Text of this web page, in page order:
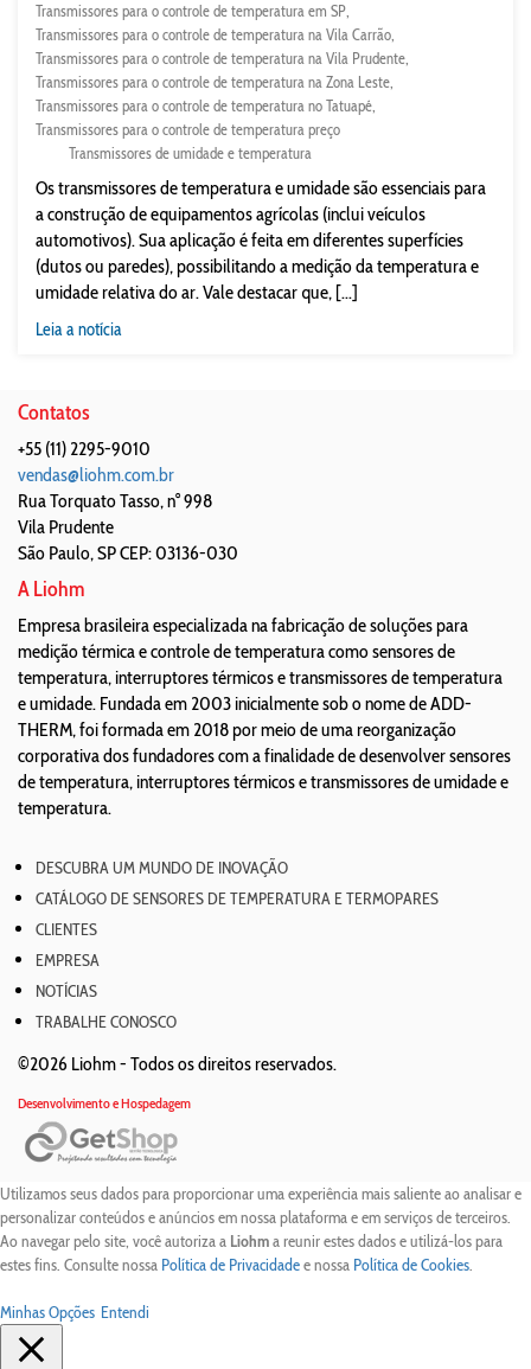
Transmissores para o controle de temperatura em SP
Transmissores para o controle de temperatura na Vila Carrão
Transmissores para o controle de temperatura na Vila Prudente
Transmissores para o controle de temperatura na Zona Leste
Transmissores para o controle de temperatura no Tatuapé
Transmissores para o controle de temperatura preço
Transmissores de umidade e temperatura
Os transmissores de temperatura e umidade são essenciais para
a construção de equipamentos agrícolas (inclui veículos
automotivos). Sua aplicação é feita em diferentes superfícies
(dutos ou paredes), possibilitando a medição da temperatura e
umidade relativa do ar. Vale destacar que, [...]
Leia a notícia
Contatos
+55 (11) 2295-9010
vendas@liohm.com.br
Rua Torquato Tasso, n° 998
Vila Prudente
São Paulo,SPCEP: 03136-030
A Liohm
Empresa brasileira especializada na fabricação de soluções para
medição térmica e controle de temperatura como sensores de
temperatura, interruptores térmicos e transmissores de temperatura
e umidade. Fundada em 2003 inicialmente sob o nome de ADD-
THERM, foi formada em 2018 por meio de uma reorganização
corporativa dos fundadores com a finalidade de desenvolver sensores
de temperatura, interruptores térmicos e transmissores de umidade e
temperatura.
DESCUBRA UM MUNDO DE INOVAÇÃO
CATÁLOGO DE SENSORES DE TEMPERATURA E TERMOPARES
CLIENTES
EMPRESA
NOTÍCIAS
TRABALHE CONOSCO
©2026 Liohm - Todos os direitos reservados.
Desenvolvimento e Hospedagem
Utilizamos seus dados para proporcionar uma experiência mais saliente ao analisar e
personalizar conteúdos e anúncios em nossa plataforma e em serviços de terceiros.
Ao navegar pelo site, você autoriza a Liohma reunir estes dados e utilizá-los para
estes fins. Consulte nossa Política de Privacidadee nossa Política de Cookies.
Minhas Opções Entendi